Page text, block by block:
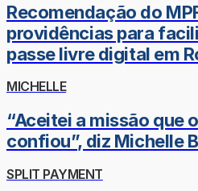
Recomendação do
providências para
passe livre digital em
MICHELLE
“Aceitei a missão que
confiou”, diz Michelle
SPLIT PAYMENT